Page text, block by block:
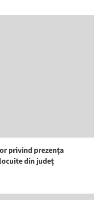
privind prezenţa
din judeţ